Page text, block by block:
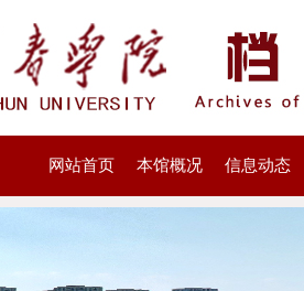
网站首页 本馆概况 信息动态